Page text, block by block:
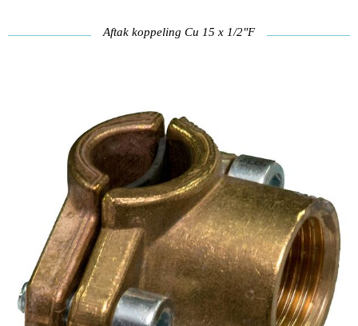
Aftak koppeling Cu 15 x 1/2"F